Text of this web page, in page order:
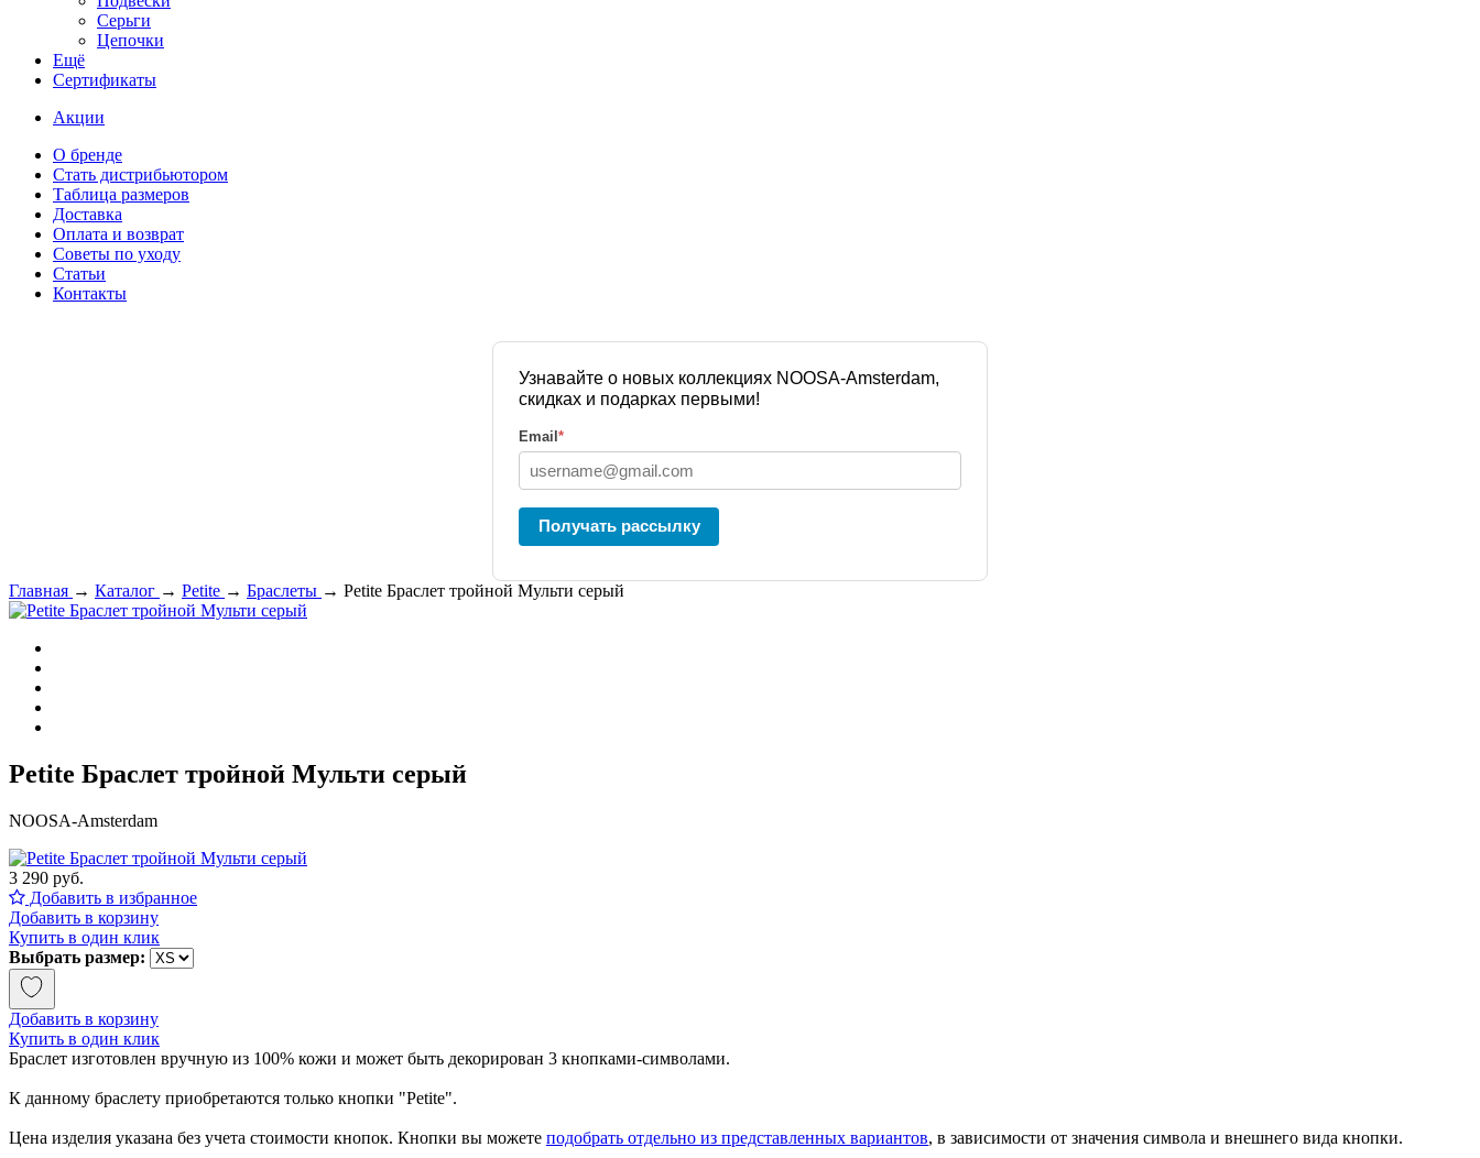
Серьги
Цепочки
Ещё
Сертификаты
Акции
О бренде
Стать дистрибьютором
Таблица размеров
Доставка
Оплата и возврат
Советы по уходу
Статьи
Контакты
Узнавайте о новых коллекциях NOOSA-Amsterdam,
скидках и подарках первыми!
Email *
Получать рассылку
Главная → Каталог → Petite → Браслеты → Petite Браслет тройной Мульти серый
Petite Браслет тройной Мульти серый
NOOSA-Amsterdam
3 290 руб.
Добавить в избранное
Добавить в корзину
Купить в один клик
Выбрать размер:
Добавить в корзину
Купить в один клик
Браслет изготовлен вручную из 100% кожи и может быть декорирован 3 кнопками-символами.
К данному браслету приобретаются только кнопки "Petite".
Цена изделия указана без учета стоимости кнопок. Кнопки вы можете подобрать отдельно из представленных вариантов, в зависимости от значения символа и внешнего вида кнопки.